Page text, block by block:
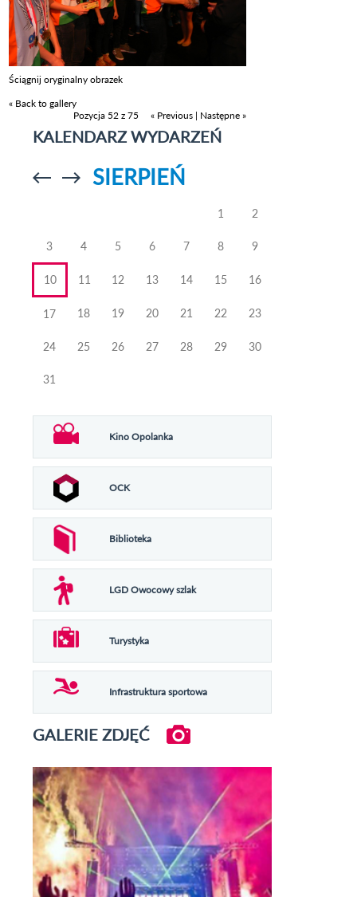
Ściągnij oryginalny obrazek
« Back to gallery
Pozycja 52 z 75
« Previous | Następne »
KALENDARZ WYDARZEŃ
Przejdź doPrzejdź do
SIERPIEŃ
1 2
3 4 5 6 7 8 9
10 11 12 13 14 15 16
17 18 19 20 21 22 23
24 25 26 27 28 29 30
31
Kino Opolanka
OCK
Biblioteka
LGD Owocowy szlak
Turystyka
Infrastruktura sportowa
GALERIE ZDJĘĆ